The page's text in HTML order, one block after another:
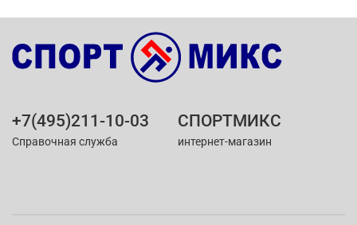
+7(495)211-10-03
Справочная служба
СПОРТМИКС
интернет-магазин